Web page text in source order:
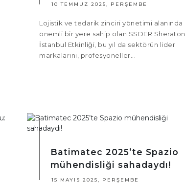
10 TEMMUZ 2025, PERŞEMBE
Lojistik ve tedarik zinciri yönetimi alanında
önemli bir yere sahip olan SSDER Sheraton
İstanbul Etkinliği, bu yıl da sektörün lider
markalarını, profesyoneller...
Batimatec 2025’te Spazio
mühendisliği sahadaydı!
15 MAYIS 2025, PERŞEMBE